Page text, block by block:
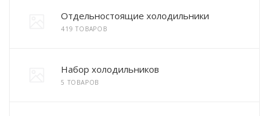
Отдельностоящие холодильники
419 ТОВАРОВ
Набор холодильников
5 ТОВАРОВ